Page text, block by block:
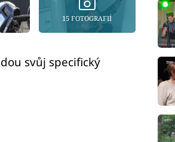
15 FOTOGRAFIÍ
svůj specifický